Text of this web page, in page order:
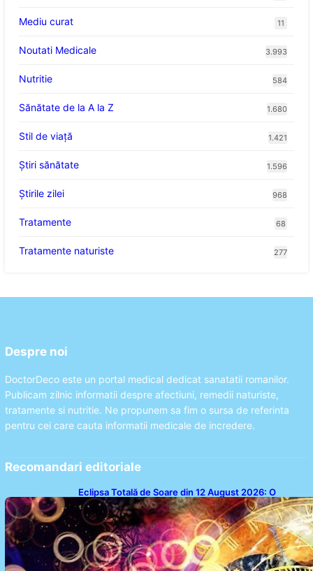
Mediu curat 11
Noutati Medicale 3.993
Nutritie 584
Sănătate de la A la Z 1.680
Stil de viaţă 1.421
Ştiri sănătate 1.596
Știrile zilei 968
Tratamente 68
Tratamente naturiste 277
Despre noi
DoctorDeco este un portal medical dedicat sanatatii romanilor.
Publicam zilnic informatii despre afectiuni, remedii naturiste,
tratamente si nutritie. Ne propunem sa fim o sursa de referinta
pentru cei care cauta informatii medicale de incredere.
Recomandari editoriale
Eclipsa Totală de Soare din 12 August 2026: O
Analiză a Impactului asupra Trei Zodii și a Ciclului de
18 Ani